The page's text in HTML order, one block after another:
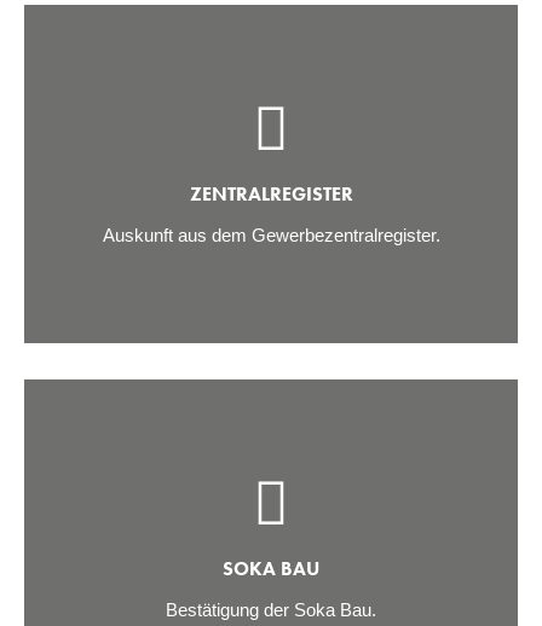
ZENTRALREGISTER
Auskunft aus dem Gewerbezentralregister.
SOKA BAU
Bestätigung der Soka Bau.